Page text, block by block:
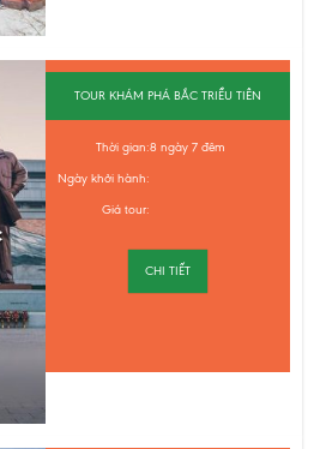
TOUR KHÁM PHÁ BẮC TRIỀU TIÊN
Thời gian:8 ngày 7 đêm
Ngày khởi hành:
Giá tour:
CHI TIẾT